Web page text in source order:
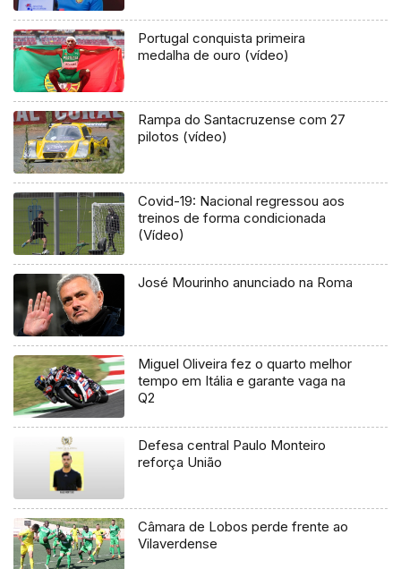
Portugal conquista primeira
medalha de ouro (vídeo)
Rampa do Santacruzense com 27
pilotos (vídeo)
Covid-19: Nacional regressou aos
treinos de forma condicionada
(Vídeo)
José Mourinho anunciado na Roma
Miguel Oliveira fez o quarto melhor
tempo em Itália e garante vaga na
Q2
Defesa central Paulo Monteiro
reforça União
Câmara de Lobos perde frente ao
Vilaverdense